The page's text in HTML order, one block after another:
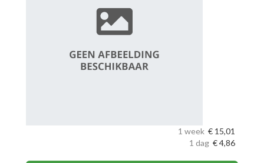
1 dag €4,86
1 week € 15,01